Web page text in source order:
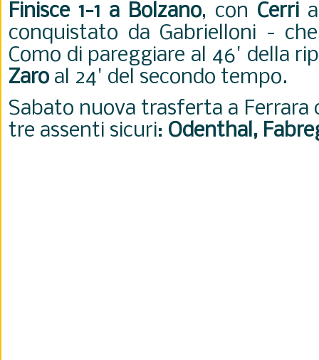
Finisce 1-1 a Bolzano, con Cerri
conquistato da Gabrielloni -
Como di pareggiare al 46' della
Zaroal 24' del secondo tempo.
Sabato nuova trasferta a
tre assenti sicuri: Odenthal,